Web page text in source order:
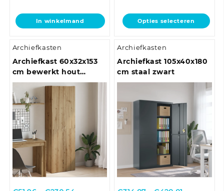
In winkelmand
tot
€190,44
Opties selecteren
Dit
product
meerdere
variaties.
Deze
optie
gekozen
worden
op
productpagina
Archiefkasten
Archiefkast 60x32x153
cm bewerkt hout
gerookt eikenkleurig
Archiefkasten
Archiefkast 105x40x180
cm staal zwart